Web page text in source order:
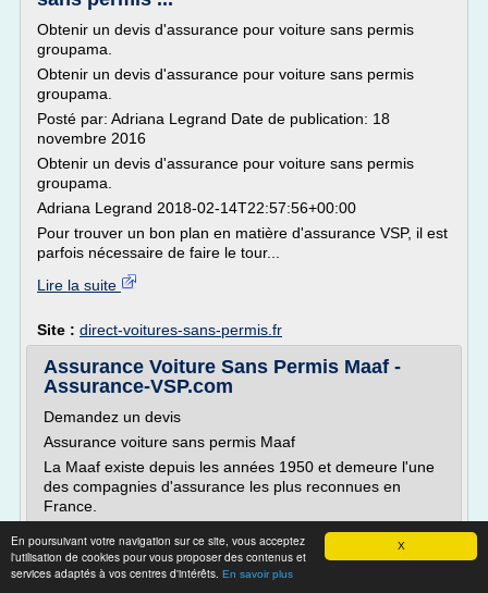
X
En poursuivant votre navigation sur ce site, vous acceptez
l'utilisation de cookies pour vous proposer des contenus et
services adaptés à vos centres d'intérêts. En savoir plus
Obtenir un devis d'assurance pour voiture sans permis
groupama.
Obtenir un devis d'assurance pour voiture sans permis
groupama.
Posté par: Adriana Legrand Date de publication: 18
novembre 2016
Obtenir un devis d'assurance pour voiture sans permis
groupama.
Adriana Legrand 2018-02-14T22:57:56+00:00
Pour trouver un bon plan en matière d'assurance VSP, il est
parfois nécessaire de faire le tour...
Lire la suite
Site : direct-voitures-sans-permis.fr
Assurance Voiture Sans Permis Maaf -
Assurance-VSP.com
Demandez un devis
Assurance voiture sans permis Maaf
La Maaf existe depuis les années 1950 et demeure l'une
des compagnies d'assurance les plus reconnues en
France.
Au cours des années, la Maaf a continuellement cherché
à diversifier ses activités et dispose à ce jour une vaste
gamme de produits d'assurances : santé, habitation, deux